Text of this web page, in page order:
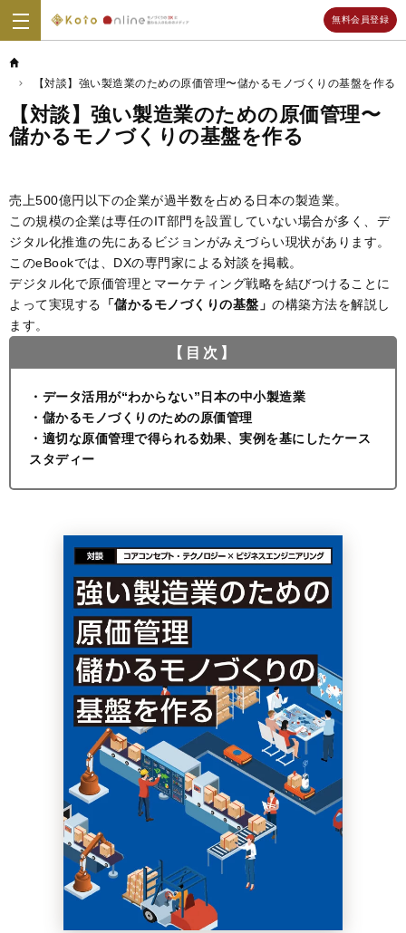
Koto
無料会員登録
【対談】強い製造業のための原価管理〜儲かるモノづくりの基盤を作る
【対談】強い製造業のための原価管理〜
儲かるモノづくりの基盤を作る
売上500億円以下の企業が過半数を占める日本の製造業。
この規模の企業は専任のIT部門を設置していない場合が多く、デ
ジタル化推進の先にあるビジョンがみえづらい現状があります。
このeBookでは、DXの専門家による対談を掲載。
デジタル化で原価管理とマーケティング戦略を結びつけることに
よって実現する 「儲かるモノづくりの基盤」 の構築方法を解説し
ます。
【目次】
・データ活用が“わからない”日本の中小製造業
・儲かるモノづくりのための原価管理
・適切な原価管理で得られる効果、実例を基にしたケース
スタディー